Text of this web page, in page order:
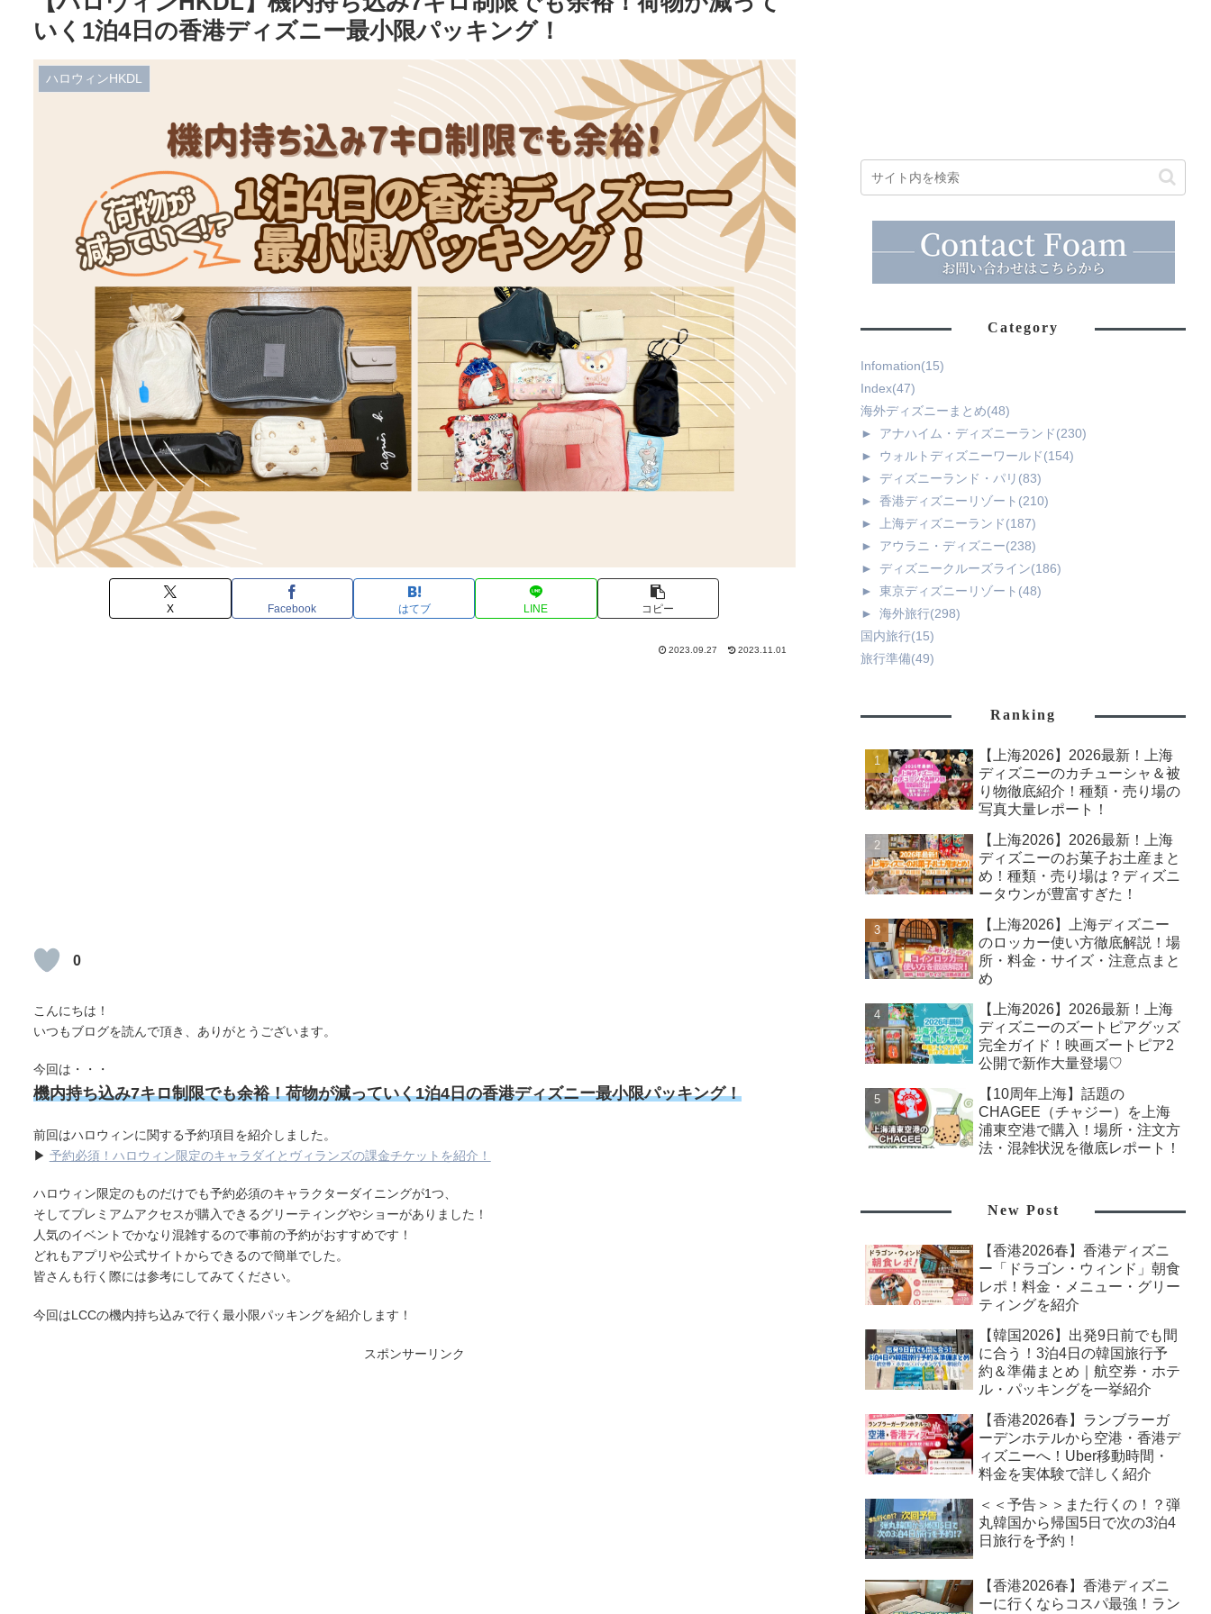
いく1泊4日の香港ディズニー最小限パッキング！
ハロウィンHKDL
X Facebook はてブ LINE コピー
2023.09.27 2023.11.01
0
こんにちは！
いつもブログを読んで頂き、ありがとうございます。
今回は・・・
機内持ち込み7キロ制限でも余裕！荷物が減っていく1泊4日の香港ディズニー最小限パッキング！
前回はハロウィンに関する予約項目を紹介しました。
▶ 予約必須！ハロウィン限定のキャラダイとヴィランズの課金チケットを紹介！
ハロウィン限定のものだけでも予約必須のキャラクターダイニングが1つ、
そしてプレミアムアクセスが購入できるグリーティングやショーがありました！
人気のイベントでかなり混雑するので事前の予約がおすすめです！
どれもアプリや公式サイトからできるので簡単でした。
皆さんも行く際には参考にしてみてください。
今回はLCCの機内持ち込みで行く最小限パッキングを紹介します！
スポンサーリンク
Category
Infomation(15)
Index(47)
海外ディズニーまとめ(48)
►
アナハイム・ディズニーランド(230)
►
ウォルトディズニーワールド(154)
►
ディズニーランド・パリ (83)
►
香港ディズニーリゾート (210)
►
上海ディズニーランド(187)
►
アウラニ・ディズニー(238)
►
ディズニークルーズライン(186)
►
東京ディズニーリゾート (48)
►
海外旅行(298)
国内旅行(15)
旅行準備(49)
Ranking
【上海2026】2026最新！上海
ディズニーのカチューシャ＆被
り物徹底紹介！種類・売り場の
写真大量レポート！
【上海2026】2026最新！上海
ディズニーのお菓子お土産まと
め！種類・売り場は？ディズニ
ータウンが豊富すぎた！
【上海2026】上海ディズニー
のロッカー使い方徹底解説！場
所・料金・サイズ・注意点まと
め
【上海2026】2026最新！上海
ディズニーのズートピアグッズ
完全ガイド！映画ズートピア2
公開で新作大量登場♡
【10周年上海】話題の
CHAGEE（チャジー）を上海
浦東空港で購入！場所・注文方
法・混雑状況を徹底レポート！
New Post
【香港2026春】香港ディズニ
ー「ドラゴン・ウィンド」朝食
レポ！料金・メニュー・グリー
ティングを紹介
【韓国2026】出発9日前でも間
に合う！3泊4日の韓国旅行予
約＆準備まとめ｜航空券・ホテ
ル・パッキングを一挙紹介
【香港2026春】ランブラーガ
ーデンホテルから空港・香港デ
ィズニーへ！Uber移動時間・
料金を実体験で詳しく紹介
＜＜予告＞＞また行くの！？弾
丸韓国から帰国5日で次の3泊4
日旅行を予約！
【香港2026春】香港ディズニ
ーに行くならコスパ最強！ラン